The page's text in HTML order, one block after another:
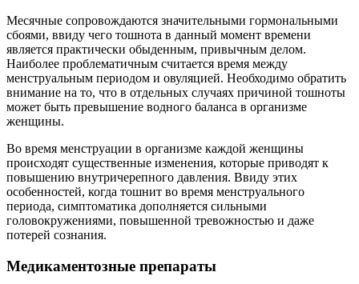
Месячные сопровождаются значительными гормональными
сбоями, ввиду чего тошнота в данный момент времени
является практически обыденным, привычным делом.
Наиболее проблематичным считается время между
менструальным периодом и овуляцией. Необходимо обратить
внимание на то, что в отдельных случаях причиной тошноты
может быть превышение водного баланса в организме
женщины.
Во время менструации в организме каждой женщины
происходят существенные изменения, которые приводят к
повышению внутричерепного давления. Ввиду этих
особенностей, когда тошнит во время менструального
периода, симптоматика дополняется сильными
головокружениями, повышенной тревожностью и даже
потерей сознания.
Медикаментозные препараты